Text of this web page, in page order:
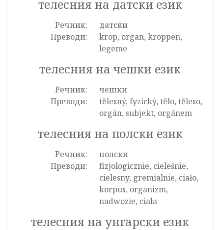
телесния на датски език
Речник:
датски
Преводи:
krop, organ, kroppen,
legeme
телесния на чешки език
Речник:
чешки
Преводи:
tělesný, fyzický, tělo, těleso,
orgán, subjekt, orgánem
телесния на полски език
Речник:
полски
Преводи:
fizjologicznie, cieleśnie,
cielesny, gremialnie, ciało,
korpus, organizm,
nadwozie, ciała
телесния на унгарски език